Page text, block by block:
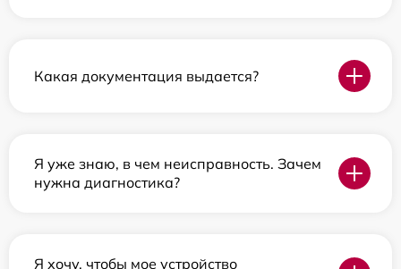
Какая документация выдается?
Я уже знаю, в чем неисправность. Зачем
нужна диагностика?
Я хочу, чтобы мое устройство